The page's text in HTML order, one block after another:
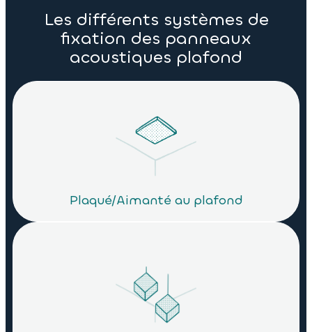
Les différents systèmes de
fixation des panneaux
acoustiques plafond
Plaqué/Aimanté au plafond